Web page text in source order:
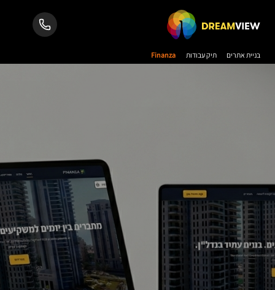
בניית אתרים תיק עבודות Finanza